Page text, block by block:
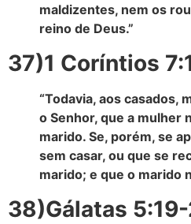
maldizentes, nem os
reino de Deus.”
37)1 Coríntios
“Todavia, aos casados,
o Senhor, que a mulher
marido. Se, porém, se
sem casar, ou que se
marido; e que o marido
38)Gálatas 5:19-